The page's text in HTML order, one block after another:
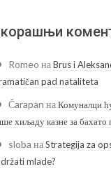
Romeo наBrus i
pad nataliteta
Čarapan наКомуналци
хиљаду казне за бахато
sloba наStrategija za
mlade?